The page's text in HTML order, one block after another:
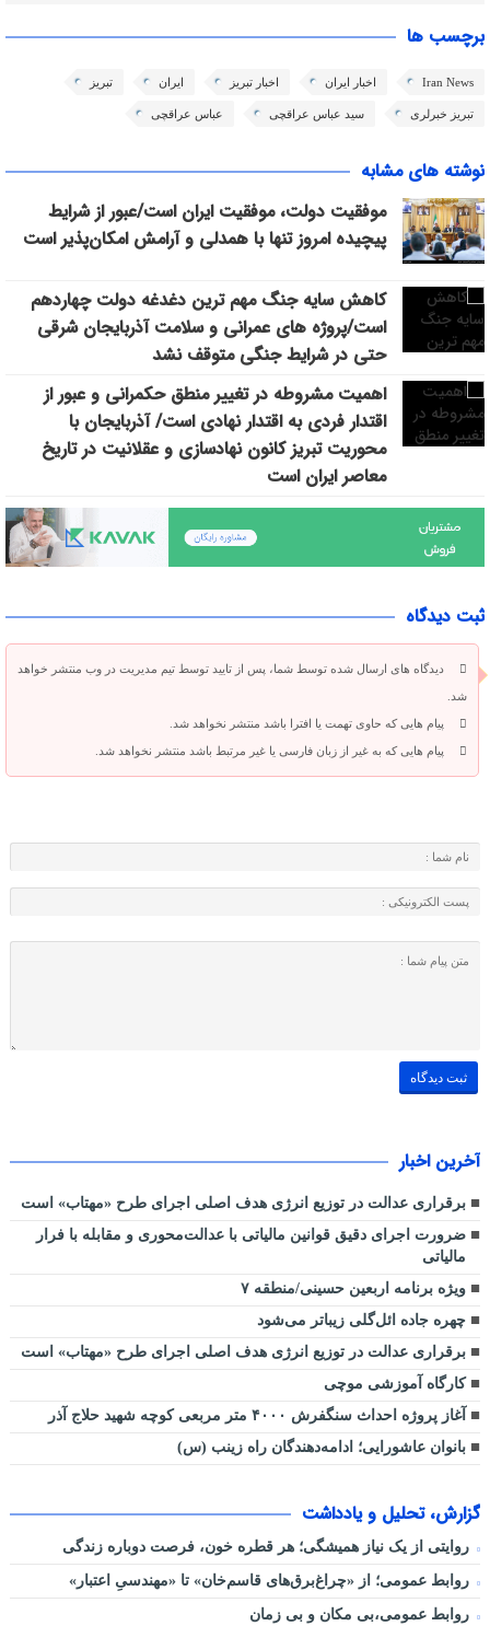
برچسب ها
Iran News اخبار ایران اخبار تبریز ایران تبریز
تبریز خبرلری سید عباس عراقچی عباس عراقچی
نوشته های مشابه
موفقیت دولت، موفقیت ایران است/عبور از شرایط
پیچیده امروز تنها با همدلی و آرامش امکان‌پذیر است
کاهش سایه جنگ مهم ‌ترین دغدغه دولت چهاردهم
است/پروژه ‌های عمرانی و سلامت آذربایجان شرقی
حتی در شرایط جنگی متوقف نشد
اهمیت مشروطه در تغییر منطق حکمرانی و عبور از
اقتدار فردی به اقتدار نهادی است/ آذربایجان با
محوریت تبریز کانون نهادسازی و عقلانیت در تاریخ
معاصر ایران است
ثبت دیدگاه
دیدگاه های ارسال شده توسط شما، پس از تایید توسط تیم مدیریت در وب منتشر خواهد
شد.
پیام هایی که حاوی تهمت یا افترا باشد منتشر نخواهد شد.
پیام هایی که به غیر از زبان فارسی یا غیر مرتبط باشد منتشر نخواهد شد.
آخرین اخبار
برقراری عدالت در توزیع انرژی هدف اصلی اجرای طرح «مهتاب» است
ضرورت اجرای دقیق قوانین مالیاتی با عدالت‌محوری و مقابله با فرار
مالیاتی
ویژه برنامه اربعین حسینی/منطقه ۷
چهره جاده ائل‌گلی زیباتر می‌شود
برقراری عدالت در توزیع انرژی هدف اصلی اجرای طرح «مهتاب» است
کارگاه آموزشی موچی
آغاز پروژه احداث سنگفرش ۴۰۰۰ متر مربعی کوچه شهید حلاج آذر
بانوان عاشورایی؛ ادامه‌دهندگان راه زینب (س)
گزارش، تحلیل و یادداشت
روایتی از یک نیاز همیشگی؛ هر قطره خون، فرصت دوباره زندگی
روابط عمومی؛ از «چراغ‌برق‌های قاسم‌خان» تا «مهندسیِ اعتبار»
روابط عمومی،بی مکان و بی زمان